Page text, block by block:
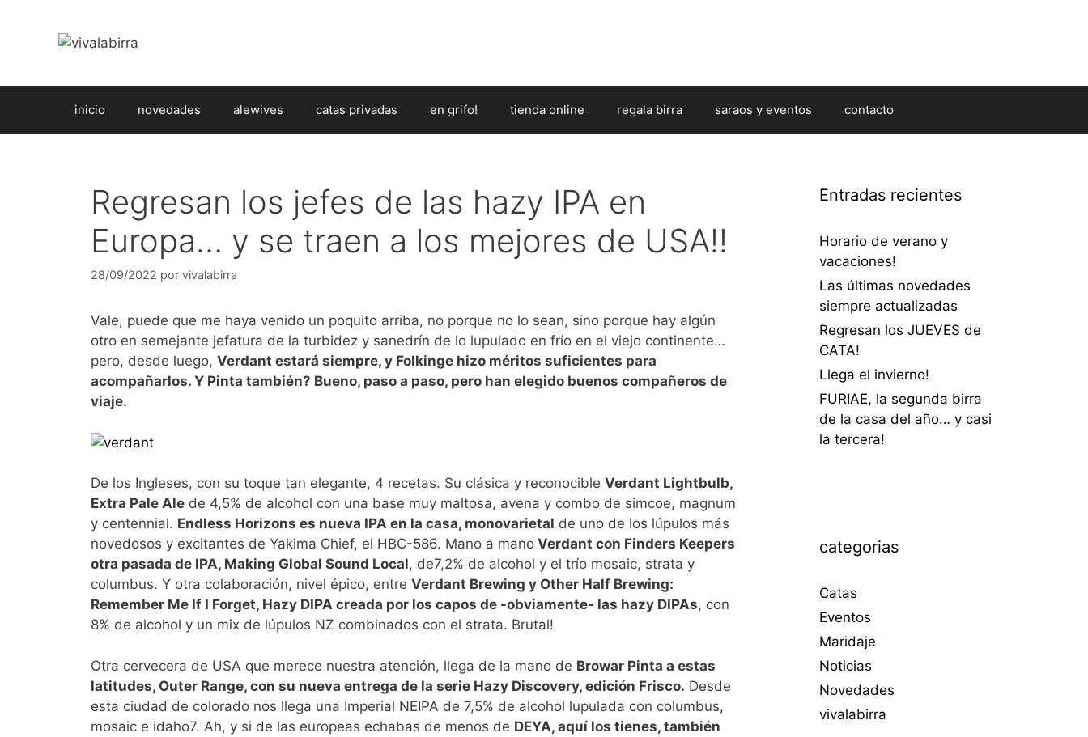
contenido
inicio novedades alewives catas privadas en grifo! tienda online regala birra saraos y eventos contacto
Regresan los jefes de las hazy IPA en
Europa… y se traen a los mejores de USA!!
28/09/2022 por vivalabirra
Vale, puede que me haya venido un poquito arriba, no porque no lo sean, sino porque hay algún
otro en semejante jefatura de la turbidez y sanedrín de lo lupulado en frío en el viejo continente…
pero, desde luego, Verdant estará siempre, y Folkinge hizo méritos suficientes para
acompañarlos. Y Pinta también? Bueno, paso a paso, pero han elegido buenos compañeros de
viaje.
De los Ingleses, con su toque tan elegante, 4 recetas. Su clásica y reconocible Verdant Lightbulb,
Extra Pale Ale de 4,5% de alcohol con una base muy maltosa, avena y combo de simcoe, magnum
y centennial. Endless Horizons es nueva IPA en la casa, monovarietal de uno de los lúpulos más
novedosos y excitantes de Yakima Chief, el HBC-586. Mano a mano Verdant con Finders Keepers
otra pasada de IPA, Making Global Sound Local, de7,2% de alcohol y el trío mosaic, strata y
columbus. Y otra colaboración, nivel épico, entre Verdant Brewing y Other Half Brewing:
Remember Me If I Forget, Hazy DIPA creada por los capos de -obviamente- las hazy DIPAs, con
8% de alcohol y un mix de lúpulos NZ combinados con el strata. Brutal!
Otra cervecera de USA que merece nuestra atención, llega de la mano de Browar Pinta a estas
latitudes, Outer Range, con su nueva entrega de la serie Hazy Discovery, edición Frisco. Desde
esta ciudad de colorado nos llega una Imperial NEIPA de 7,5% de alcohol lupulada con columbus,
mosaic e idaho7. Ah, y si de las europeas echabas de menos de DEYA, aquí los tienes, también
Entradas recientes
Horario de verano y
vacaciones!
Las últimas novedades
siempre actualizadas
Regresan los JUEVES de
CATA!
Llega el invierno!
FURIAE, la segunda birra
de la casa del año… y casi
la tercera!
categorias
Catas
Eventos
Maridaje
Noticias
Novedades
vivalabirra